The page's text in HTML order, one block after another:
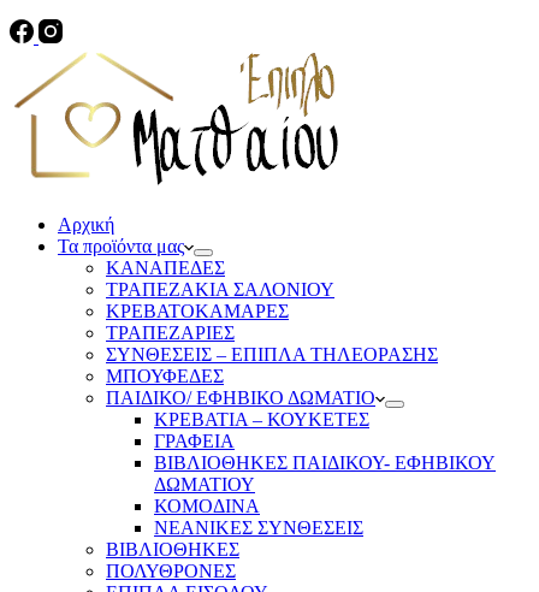
Αρχική
Τα προϊόντα μας
ΚΑΝΑΠΕΔΕΣ
ΤΡΑΠΕΖΑΚΙΑ ΣΑΛΟΝΙΟΥ
ΚΡΕΒΑΤΟΚΑΜΑΡΕΣ
ΤΡΑΠΕΖΑΡΙΕΣ
ΣΥΝΘΕΣΕΙΣ – ΕΠΙΠΛΑ ΤΗΛΕΟΡΑΣΗΣ
ΜΠΟΥΦΕΔΕΣ
ΠΑΙΔΙΚΟ/ ΕΦΗΒΙΚΟ ΔΩΜΑΤΙΟ
ΚΡΕΒΑΤΙΑ – ΚΟΥΚΕΤΕΣ
ΓΡΑΦΕΙΑ
ΒΙΒΛΙΟΘΗΚΕΣ ΠΑΙΔΙΚΟΥ- ΕΦΗΒΙΚΟΥ
ΔΩΜΑΤΙΟΥ
ΚΟΜΟΔΙΝΑ
ΝΕΑΝΙΚΕΣ ΣΥΝΘΕΣΕΙΣ
ΒΙΒΛΙΟΘΗΚΕΣ
ΠΟΛΥΘΡΟΝΕΣ